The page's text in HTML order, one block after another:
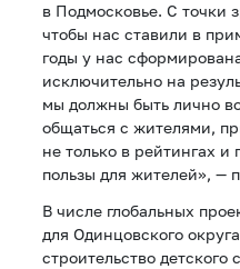
в Подмосковье. С точки
чтобы нас ставили в
годы у нас
исключительно на
мы должны быть лично
общаться с жителями,
не только в рейтингах
пользы для жителей», —
В числе глобальных
для Одинцовского
строительство